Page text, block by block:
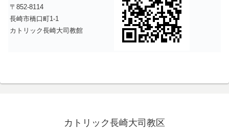
〒852-8114
長崎市橋口町1-1
カトリック長崎大司教館
カトリック長崎大司教区